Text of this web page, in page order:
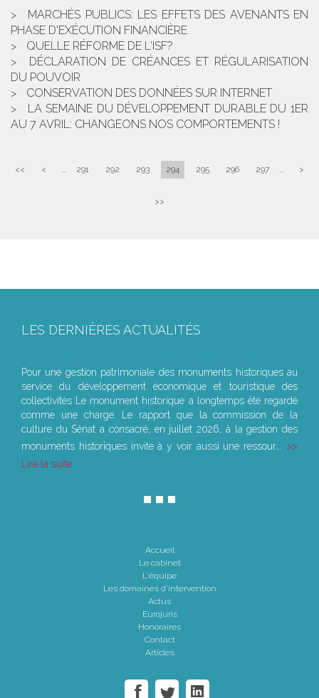
MARCHÉS PUBLICS: LES EFFETS DES AVENANTS EN
PHASE D'EXÉCUTION FINANCIÈRE
QUELLE RÉFORME DE L'ISF?
DÉCLARATION DE CRÉANCES ET RÉGULARISATION
DU POUVOIR
CONSERVATION DES DONNÉES SUR INTERNET
LA SEMAINE DU DÉVELOPPEMENT DURABLE DU 1ER
AU 7 AVRIL: CHANGEONS NOS COMPORTEMENTS !
<< < ... 291 292 293 294 295 296 297 ... >
>>
LES DERNIÈRES ACTUALITÉS
Pour une gestion patrimoniale des monuments historiques au
service du développement économique et touristique des
collectivités Le monument historique a longtemps été regardé
comme une charge. Le rapport que la commission de la
culture du Sénat a consacré, en juillet 2026, à la gestion des
monuments historiques invite à y voir aussi une ressour...
Lire la suite
Accueil
Le cabinet
L'équipe
Les domaines d'intervention
Actus
Eurojuris
Honoraires
Contact
Articles